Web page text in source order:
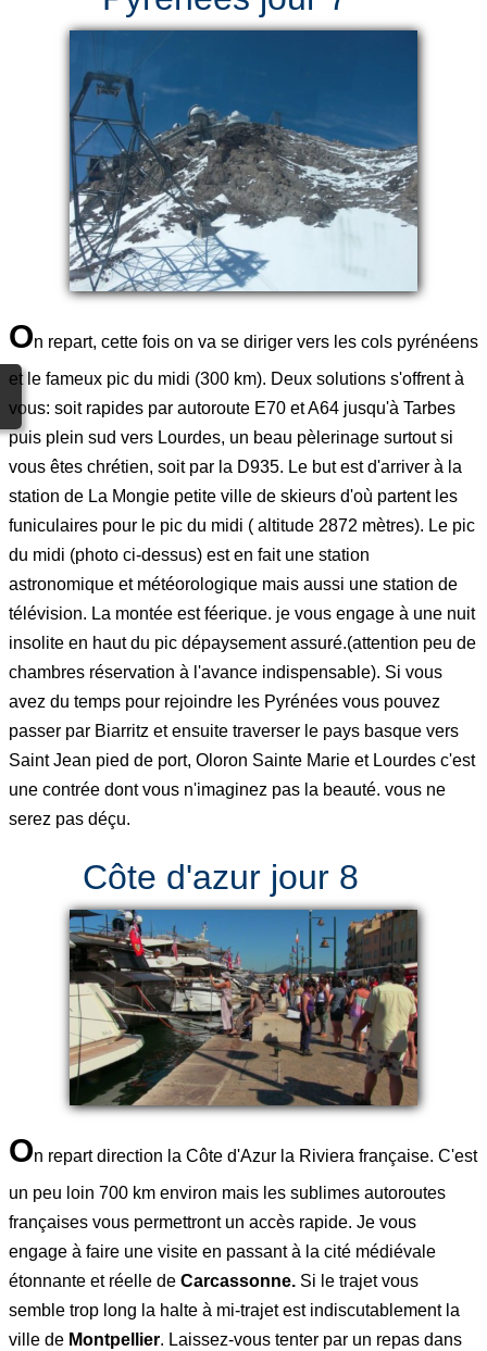
On repart, cette fois on va se diriger vers les cols pyrénéens
et le fameux pic du midi (300 km). Deux solutions s'offrent à
vous: soit rapides par autoroute E70 et A64 jusqu'à Tarbes
puis plein sud vers Lourdes, un beau pèlerinage surtout si
vous êtes chrétien, soit par la D935. Le but est d'arriver à la
station de La Mongie petite ville de skieurs d'où partent les
funiculaires pour le pic du midi ( altitude 2872 mètres). Le pic
du midi (photo ci-dessus) est en fait une station
astronomique et météorologique mais aussi une station de
télévision. La montée est féerique. je vous engage à une nuit
insolite en haut du pic dépaysement assuré.(attention peu de
chambres réservation à l'avance indispensable). Si vous
avez du temps pour rejoindre les Pyrénées vous pouvez
passer par Biarritz et ensuite traverser le pays basque vers
Saint Jean pied de port, Oloron Sainte Marie et Lourdes c'est
une contrée dont vous n'imaginez pas la beauté. vous ne
serez pas déçu.
Côte d'azur jour 8
On repart direction la Côte d'Azur la Riviera française. C'est
un peu loin 700 km environ mais les sublimes autoroutes
françaises vous permettront un accès rapide. Je vous
engage à faire une visite en passant à la cité médiévale
étonnante et réelle de Carcassonne. Si le trajet vous
semble trop long la halte à mi-trajet est indiscutablement la
ville de Montpellier. Laissez-vous tenter par un repas dans